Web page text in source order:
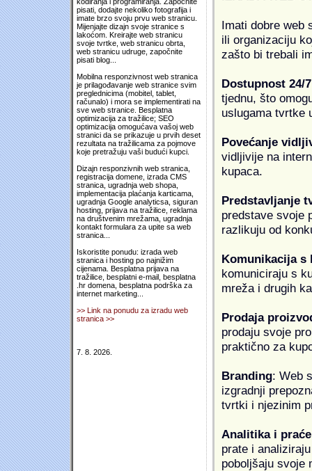
pisati, dodajte nekoliko fotografija i
imate brzo svoju prvu web stranicu.
Mijenjajte dizajn svoje stranice s
lakoćom. Kreirajte web stranicu
svoje tvrtke, web stranicu obrta,
web stranicu udruge, započnite
pisati blog...
Mobilna responzivnost web stranica
je prilagođavanje web stranice svim
preglednicima (mobitel, tablet,
računalo) i mora se implementirati na
sve web stranice. Besplatna
optimizacija za tražilice; SEO
optimizacija omogućava vašoj web
stranici da se prikazuje u prvih deset
rezultata na tražilicama za pojmove
koje pretražuju vaši budući kupci.
Dizajn responzivnih web stranica,
registracija domene, izrada CMS
stranica, ugradnja web shopa,
implementacija plaćanja karticama,
ugradnja Google analyticsa, siguran
hosting, prijava na tražilice, reklama
na društvenim mrežama, ugradnja
kontakt formulara za upite sa web
stranica...
Iskoristite ponudu: izrada web
stranica i hosting po najnižim
cijenama. Besplatna prijava na
tražilice, besplatni e-mail, besplatna
.hr domena, besplatna podrška za
internet marketing...
>> Link na ponudu za izradu web
stranica >>
7. 8. 2026.
Imati dobre web
ili organizaciju
zašto bi trebali
Dostupnost 24/7
tjednu, što
uslugama tvrtke
Povećanje
vidljivije na
kupaca.
Predstavljanje
predstave svoje
razlikuju od
Komunikacija s
komuniciraju s
mreža i drugih
Prodaja
prodaju svoje
praktično za
Branding: Web
izgradnji
tvrtki i njezinim
Analitika i
prate i
poboljšaju svoje